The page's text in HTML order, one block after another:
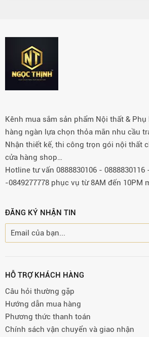
Kênh mua sắm sản phẩm Nội thất &
hàng ngàn lựa chọn thỏa mãn nhu cầu
Nhận thiết kế, thi công trọn gói nội thất
cửa hàng shop…
Hotline tư vấn 0888830106 - 0888830116
-0849277778 phục vụ từ 8AM đến 10PM
ĐĂNG KÝ NHẬN TIN
HỖ TRỢ KHÁCH HÀNG
Câu hỏi thường gặp
Hướng dẫn mua hàng
Phương thức thanh toán
Chính sách vận chuyển và giao nhận